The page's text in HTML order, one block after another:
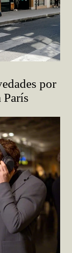
por
París